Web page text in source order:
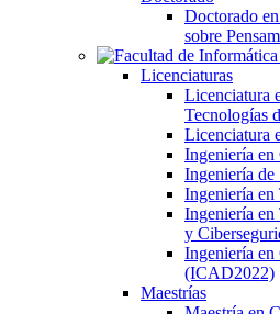
Doctorado
sobre
Licenciaturas
Licenciatura
Tecnologías
Licenciatura
Ingeniería en
Ingeniería de
Ingeniería en
Ingeniería en
y
Ingeniería
(ICAD2022)
Maestrías